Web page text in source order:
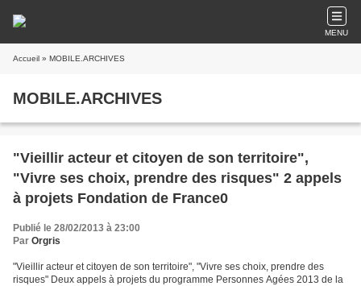
MENU
Accueil » MOBILE.ARCHIVES
MOBILE.ARCHIVES
"Vieillir acteur et citoyen de son territoire",
"Vivre ses choix, prendre des risques" 2 appels
à projets Fondation de France0
Publié le 28/02/2013 à 23:00
Par Orgris
"Vieillir acteur et citoyen de son territoire", "Vivre ses choix, prendre des
risques" Deux appels à projets du programme Personnes Agées 2013 de la